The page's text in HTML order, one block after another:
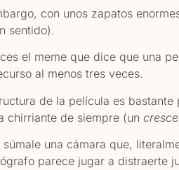
con unos zapatos
sentido).
el meme que dice que una
al menos tres veces.
de la película es
chirriante de siempre (un
súmale una cámara que,
parece jugar a distraerte